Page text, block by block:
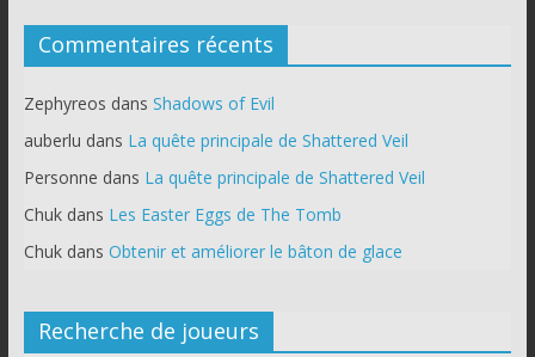
Commentaires récents
Zephyreos dans Shadows of Evil
auberlu dans La quête principale de Shattered Veil
Personne dans La quête principale de Shattered Veil
Chukdans Les Easter Eggs de The Tomb
Chukdans Obtenir et améliorer le bâton de glace
Recherche de joueurs